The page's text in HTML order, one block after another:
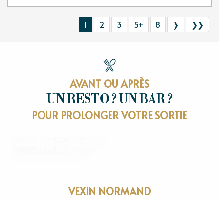
1 2 3 5+ 8 ❯ ❯❯
AVANT OU APRÈS
UN RESTO ? UN BAR ?
POUR PROLONGER VOTRE SORTIE
RESTAURANTS
OÙ SORTIR
VEXIN NORMAND